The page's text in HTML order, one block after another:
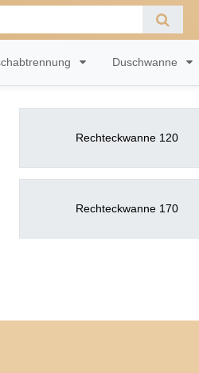
Duschwanne
Rechteckwanne 120
Rechteckwanne 170